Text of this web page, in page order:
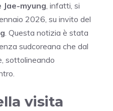
Jae-myung, infatti, si
2026, su invito del
. Questa notizia è stata
sudcoreana che dal
sottolineando
visita